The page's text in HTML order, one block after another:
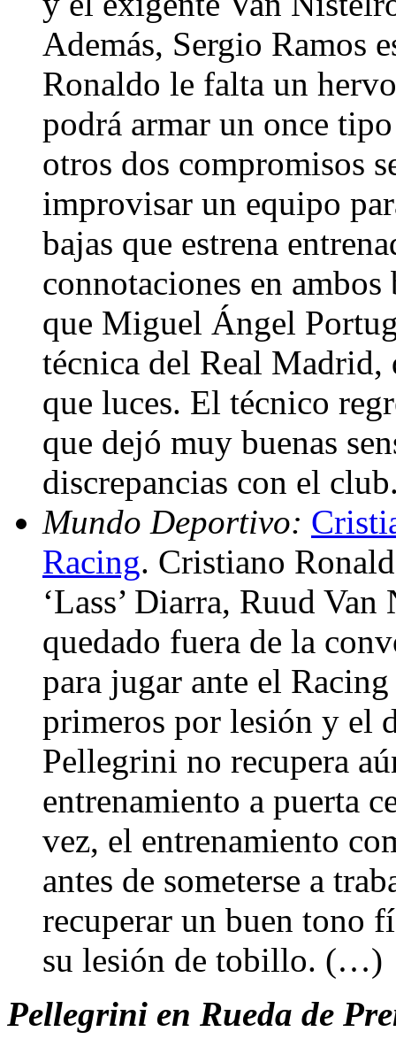
Además, Sergio Ramos
Ronaldo le falta un
podrá armar un once
otros dos compromisos
improvisar un equipo
bajas que estrena
connotaciones en
que Miguel Ángel
técnica del Real Madrid,
que luces. El técnico
que dejó muy buenas
discrepancias con el
Mundo Deportivo:
Racing. Cristiano
‘Lass’ Diarra, Ruud
quedado fuera de la
para jugar ante el
primeros por lesión y el
Pellegrini no recupera
entrenamiento a puerta
vez, el entrenamiento
antes de someterse a
recuperar un buen tono
su lesión de tobillo. (…)
Pellegrini en Rueda de